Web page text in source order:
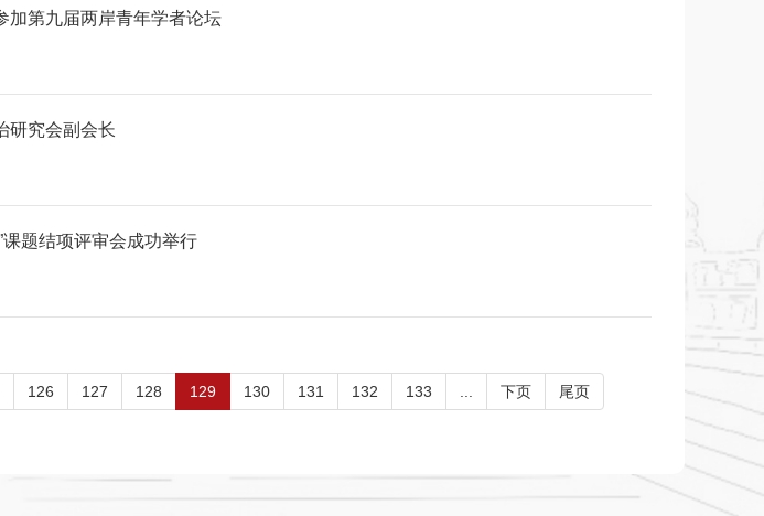
加第九届两岸青年学者论坛
研究会副会长
题结项评审会成功举行
126 127 128 129 130 131 132 133 ... 下页 尾页